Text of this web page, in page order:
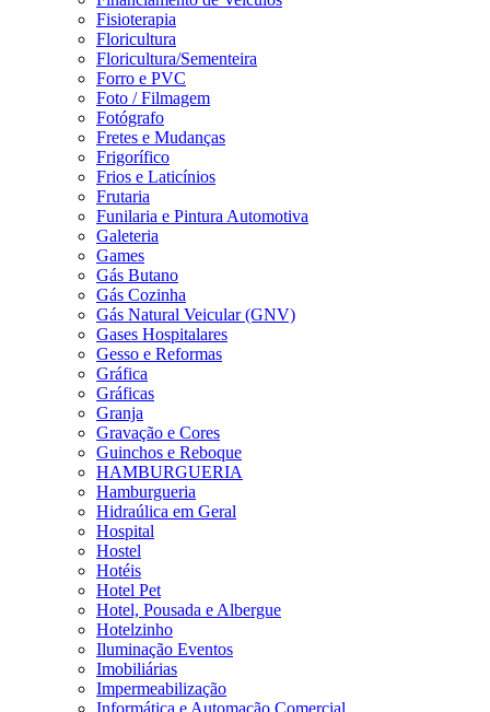
Fisioterapia
Floricultura
Floricultura/Sementeira
Forro e PVC
Foto / Filmagem
Fotógrafo
Fretes e Mudanças
Frigorífico
Frios e Laticínios
Frutaria
Funilaria e Pintura Automotiva
Galeteria
Games
Gás Butano
Gás Cozinha
Gás Natural Veicular (GNV)
Gases Hospitalares
Gesso e Reformas
Gráfica
Gráficas
Granja
Gravação e Cores
Guinchos e Reboque
HAMBURGUERIA
Hamburgueria
Hidraúlica em Geral
Hospital
Hostel
Hotéis
Hotel Pet
Hotel, Pousada e Albergue
Hotelzinho
Iluminação Eventos
Imobiliárias
Impermeabilização
Informática e Automação Comercial